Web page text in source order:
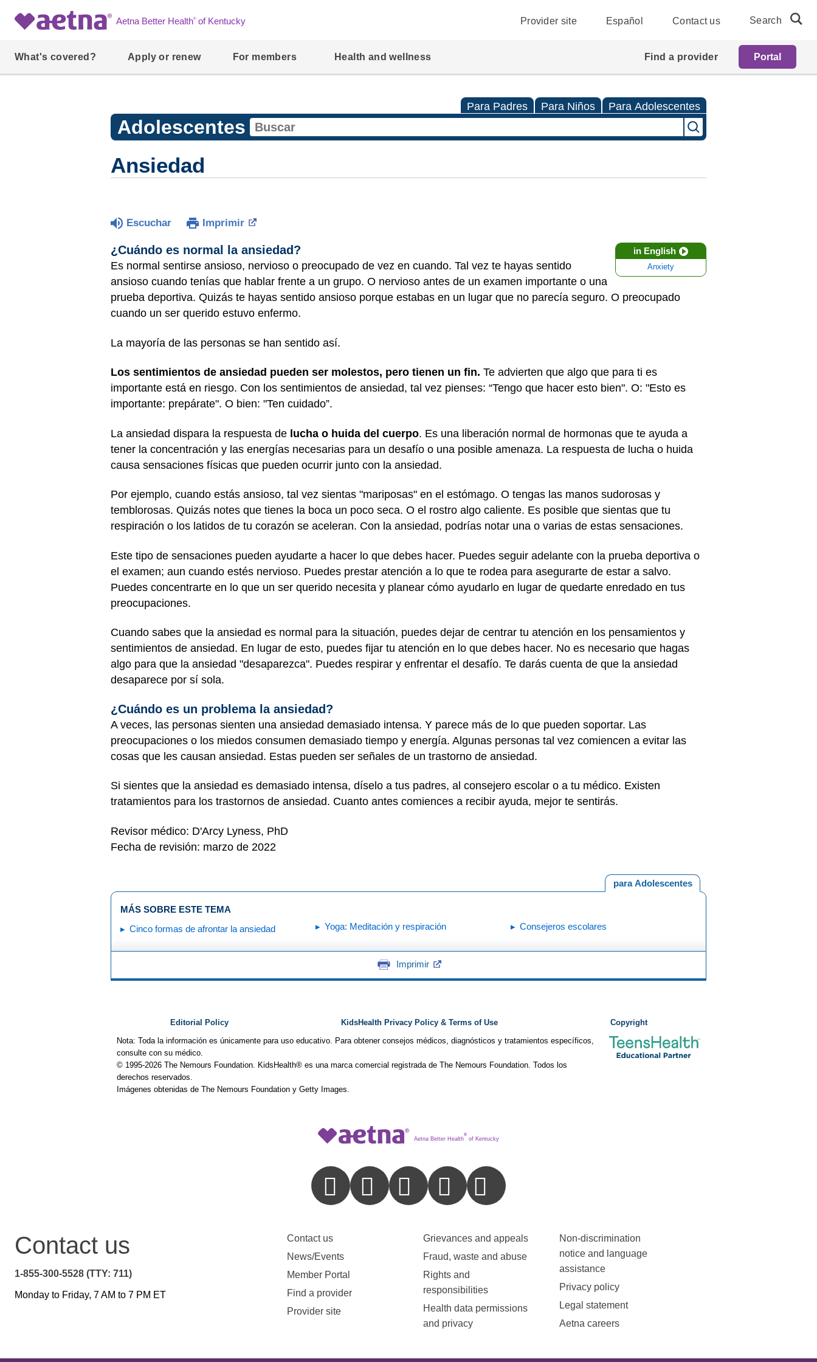
Aetna Better Health®of Kentucky Provider site Español Contact us Search
What's covered? Apply or renew For members Health and wellness Find a provider Portal
Para Padres Para Niños Para Adolescentes
Adolescentes
Ansiedad
Escuchar Imprimir
in English
Anxiety
¿Cuándo es normal la ansiedad?
Es normal sentirse ansioso, nervioso o preocupado de vez en cuando. Tal vez te hayas sentido
ansioso cuando tenías que hablar frente a un grupo. O nervioso antes de un examen importante o una
prueba deportiva. Quizás te hayas sentido ansioso porque estabas en un lugar que no parecía seguro. O preocupado
cuando un ser querido estuvo enfermo.
La mayoría de las personas se han sentido así.
Los sentimientos de ansiedad pueden ser molestos, pero tienen un fin. Te advierten que algo que para ti es
importante está en riesgo. Con los sentimientos de ansiedad, tal vez pienses: “Tengo que hacer esto bien". O: "Esto es
importante: prepárate". O bien: "Ten cuidado”.
La ansiedad dispara la respuesta de lucha o huida del cuerpo. Es una liberación normal de hormonas que te ayuda a
tener la concentración y las energías necesarias para un desafío o una posible amenaza. La respuesta de lucha o huida
causa sensaciones físicas que pueden ocurrir junto con la ansiedad.
Por ejemplo, cuando estás ansioso, tal vez sientas "mariposas" en el estómago. O tengas las manos sudorosas y
temblorosas. Quizás notes que tienes la boca un poco seca. O el rostro algo caliente. Es posible que sientas que tu
respiración o los latidos de tu corazón se aceleran. Con la ansiedad, podrías notar una o varias de estas sensaciones.
Este tipo de sensaciones pueden ayudarte a hacer lo que debes hacer. Puedes seguir adelante con la prueba deportiva o
el examen; aun cuando estés nervioso. Puedes prestar atención a lo que te rodea para asegurarte de estar a salvo.
Puedes concentrarte en lo que un ser querido necesita y planear cómo ayudarlo en lugar de quedarte enredado en tus
preocupaciones.
Cuando sabes que la ansiedad es normal para la situación, puedes dejar de centrar tu atención en los pensamientos y
sentimientos de ansiedad. En lugar de esto, puedes fijar tu atención en lo que debes hacer. No es necesario que hagas
algo para que la ansiedad "desaparezca". Puedes respirar y enfrentar el desafío. Te darás cuenta de que la ansiedad
desaparece por sí sola.
¿Cuándo es un problema la ansiedad?
A veces, las personas sienten una ansiedad demasiado intensa. Y parece más de lo que pueden soportar. Las
preocupaciones o los miedos consumen demasiado tiempo y energía. Algunas personas tal vez comiencen a evitar las
cosas que les causan ansiedad. Estas pueden ser señales de un trastorno de ansiedad.
Si sientes que la ansiedad es demasiado intensa, díselo a tus padres, al consejero escolar o a tu médico. Existen
tratamientos para los trastornos de ansiedad. Cuanto antes comiences a recibir ayuda, mejor te sentirás.
Revisor médico: D'Arcy Lyness, PhD
Fecha de revisión: marzo de 2022
para Adolescentes
MÁS SOBRE ESTE TEMA
Cinco formas de afrontar la ansiedad
Yoga: Meditación y respiración Consejeros escolares
Imprimir
Editorial Policy KidsHealth Privacy Policy & Terms of Use Copyright
Nota: Toda la información es únicamente para uso educativo. Para obtener consejos médicos, diagnósticos y tratamientos específicos,
consulte con su médico.
© 1995-2026 The Nemours Foundation. KidsHealth® es una marca comercial registrada de The Nemours Foundation. Todos los
derechos reservados.
Imágenes obtenidas de The Nemours Foundation y Getty Images.
Aetna Better Health
®
of Kentucky
Contact us
1-855-300-5528 (TTY: 711)
Monday to Friday, 7 AM to 7 PM ET
Contact us
News/Events
Member Portal
Find a provider
Provider site
Grievances and appeals
Fraud, waste and abuse
Rights and
responsibilities
Health data permissions
and privacy
Non-discrimination
notice and language
assistance
Privacy policy
Legal statement
Aetna careers